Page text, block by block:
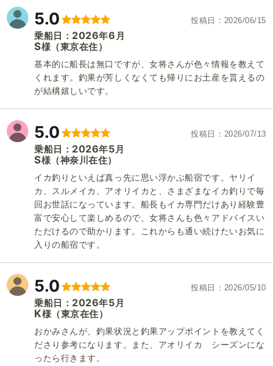
5.0 投稿日 2026/06/15
乗船日： 2026年6 月
S様 （東京在住）
基本的に船長は無口ですが、女将さんが色々情報を教えて
くれます。釣果が芳しくなくても帰りにお土産を貰えるの
が結構嬉しいです。
5.0 投稿日 2026/07/13
乗船日： 2026年5 月
S様 （神奈川在住）
イカ釣りといえば真っ先に思い浮かぶ船宿です。ヤリイ
カ、スルメイカ、アオリイカと、さまざまなイカ釣りで毎
回お世話になっています。船長もイカ専門だけあり経験豊
富で安心して楽しめるので、女将さんも色々アドバイスい
ただけるので助かります。これからも通い続けたいお気に
入りの船宿です。
5.0 投稿日 2026/05/10
乗船日： 2026年5 月
K様 （東京在住）
おかみさんが、釣果状況と釣果アップポイントを教えてく
ださり参考になります。また、アオリイカ シーズンにな
ったら行きます。